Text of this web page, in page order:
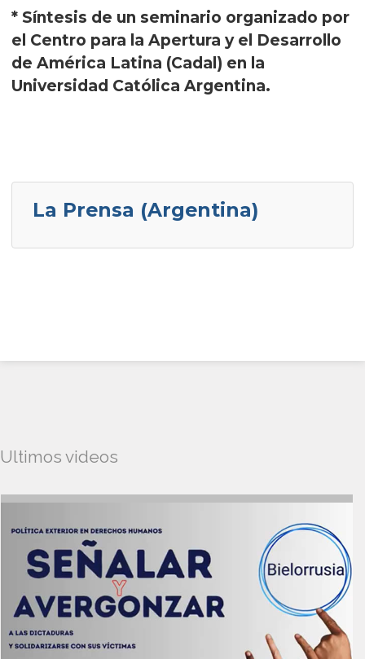
* Síntesis de un seminario organizado por
el Centro para la Apertura y el Desarrollo
de América Latina (Cadal) en la
Universidad Católica Argentina.
La Prensa (Argentina)
Ultimos videos